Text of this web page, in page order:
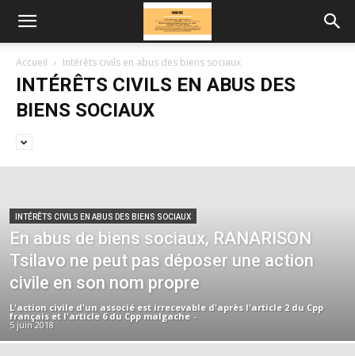
Accueil Intérêts civils en abus des biens sociaux
INTÉRÊTS CIVILS EN ABUS DES
BIENS SOCIAUX
INTÉRÊTS CIVILS EN ABUS DES BIENS SOCIAUX
En abus de biens sociaux, RANARISON
Tsilavo ne peut pas déposer une action
civile en son nom propre
L'action civile d'un associé est irrecevable d'après l'article 2 du Cpp
français et l'article 6 du Cpp malgache -
5 juin 2018